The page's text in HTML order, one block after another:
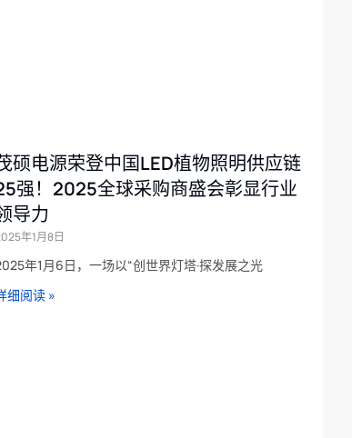
硕电源荣登中国LED植物照明供应链
强！2025全球采购商盛会彰显行业
导力
年1月8日
年1月6日，一场以“创世界灯塔·探发展之光
细阅读 »